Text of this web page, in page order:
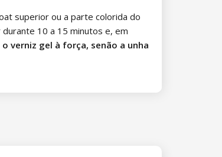
superior ou a parte colorida do
10 a 15 minutos e, em
verniz gel à força, senão a unha